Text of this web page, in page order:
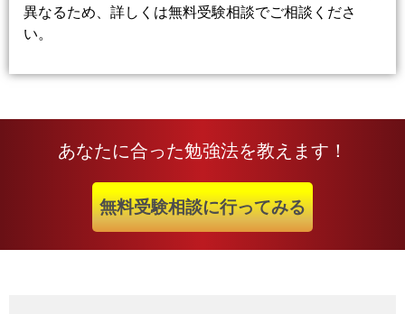
異なるため、詳しくは無料受験相談でご相談くださ
い。
あなたに合った勉強法を教えます！
無料受験相談に行ってみる